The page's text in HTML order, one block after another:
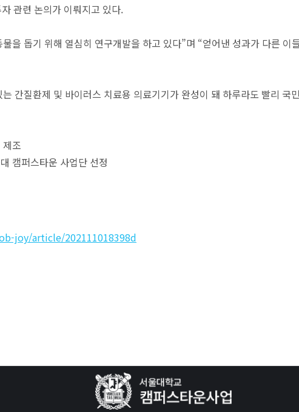
관련 논의가 이뤄지고 있다.
을 돕기 위해 열심히 연구개발을 하고 있다”며 “얻어낸 성과가 다른
간질환제 및 바이러스 치료용 의료기기가 완성이 돼 하루라도 빨리 국
조
캠퍼스타운 사업단 선정
joy/article/202111018398d